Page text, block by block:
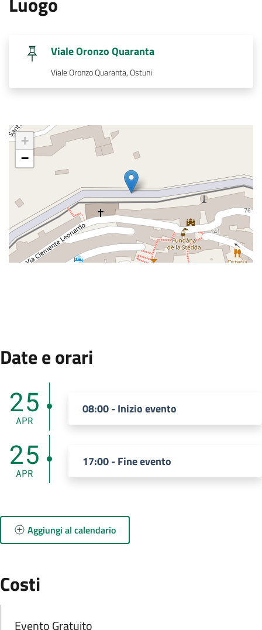
Viale Oronzo Quaranta.
Viale Oronzo Quaranta, Ostuni
+
−
Date e orari
Dal 25 Aprile 2025 al 25 Aprile 2025.
25
APR
08:00 - Inizio evento
25
APR
17:00 - Fine evento
Aggiungi al calendario
Costi
Evento Gratuito